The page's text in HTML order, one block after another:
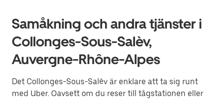
Samåkning och andra tjänster i
Collonges-Sous-Salèv,
Auvergne-Rhône-Alpes
Det Collonges-Sous-Salèv är enklare att ta sig runt
med Uber. Oavsett om du reser till tågstationen eller